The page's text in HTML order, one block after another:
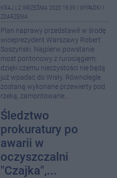
KRAJ 2 WRZEŚNIA 2020 19:39
WYPADKI I
ZDARZENIA
Plan naprawy przedstawił w środę
wiceprezydent Warszawy Robert
Soszyński. Najpierw powstanie
most pontonowy z rurociągiem,
dzięki czemu nieczystości nie będą
już wpadać do Wisły. Równolegle
zostaną wykonane przewierty pod
rzeką, zamontowane...
Śledztwo
prokuratury po
awarii w
oczyszczalni
"Czajka",...